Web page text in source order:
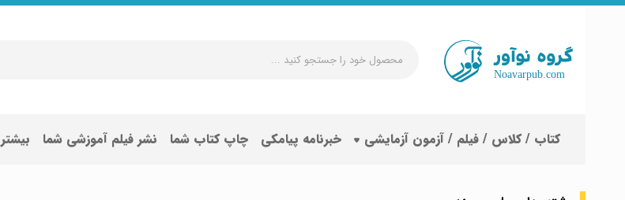
جستجو
کنید
کتاب / کلاس / فیلم / آزمون آزمایشی خبرنامه پیامکی چاپ کتاب شما نشر فیلم آموزشی شما بیشتر